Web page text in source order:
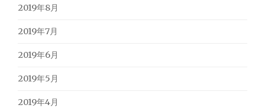
2019年8月
2019年7月
2019年6月
2019年5月
2019年4月